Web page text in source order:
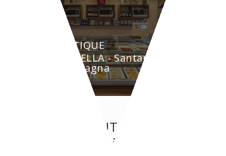
BOUTIQUE
GRAZIELLA - Santarcangelo
di Romagna
CONTATTI